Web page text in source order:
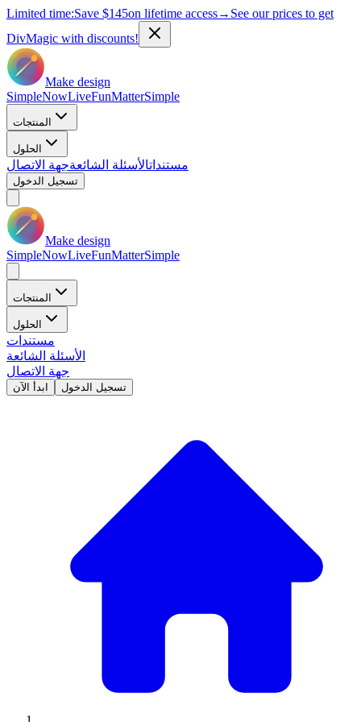
Limited time:Save $145on lifetime access→ See our prices to get
DivMagic with discounts!
Make design
SimpleNowLiveFunMatterSimple
المنتجات
الحلول
مستنداتالأسئلة الشائعةجهة الاتصال
تسجيل الدخول
Make design
SimpleNowLiveFunMatterSimple
المنتجات
الحلول
مستندات
الأسئلة الشائعة
جهة الاتصال
ابدأ الآن تسجيل الدخول